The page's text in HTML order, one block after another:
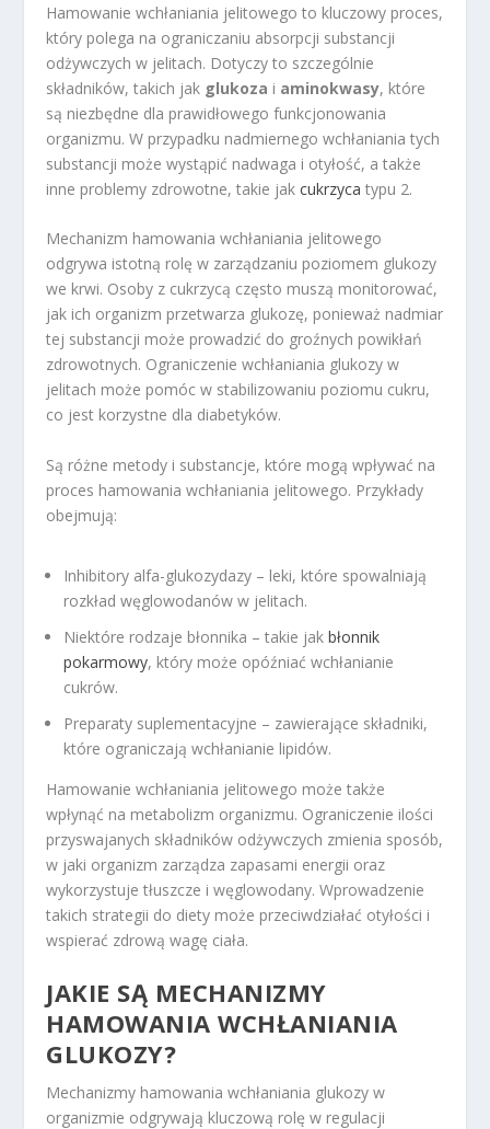
Hamowanie wchłaniania jelitowego to kluczowy proces,
który polega na ograniczaniu absorpcji substancji
odżywczych w jelitach. Dotyczy to szczególnie
składników, takich jak glukoza i aminokwasy, które
są niezbędne dla prawidłowego funkcjonowania
organizmu. W przypadku nadmiernego wchłaniania tych
substancji może wystąpić nadwaga i otyłość, a także
inne problemy zdrowotne, takie jakcukrzyca typu 2.
Mechanizm hamowania wchłaniania jelitowego
odgrywa istotną rolę w zarządzaniu poziomem glukozy
we krwi. Osoby z cukrzycą często muszą monitorować,
jak ich organizm przetwarza glukozę, ponieważ nadmiar
tej substancji może prowadzić do groźnych powikłań
zdrowotnych. Ograniczenie wchłaniania glukozy w
jelitach może pomóc w stabilizowaniu poziomu cukru,
co jest korzystne dla diabetyków.
Są różne metody i substancje, które mogą wpływać na
proces hamowania wchłaniania jelitowego. Przykłady
obejmują:
Inhibitory alfa-glukozydazy – leki, które spowalniają
rozkład węglowodanów w jelitach.
Niektóre rodzaje błonnika – takie jakbłonnik
pokarmowy, który może opóźniać wchłanianie
cukrów.
Preparaty suplementacyjne – zawierające składniki,
które ograniczają wchłanianie lipidów.
Hamowanie wchłaniania jelitowego może także
wpłynąć na metabolizm organizmu. Ograniczenie ilości
przyswajanych składników odżywczych zmienia sposób,
w jaki organizm zarządza zapasami energii oraz
wykorzystuje tłuszcze i węglowodany. Wprowadzenie
takich strategii do diety może przeciwdziałać otyłości i
wspierać zdrową wagę ciała.
JAKIE SĄ MECHANIZMY
HAMOWANIA WCHŁANIANIA
GLUKOZY?
Mechanizmy hamowania wchłaniania glukozy w
organizmie odgrywają kluczową rolę w regulacji